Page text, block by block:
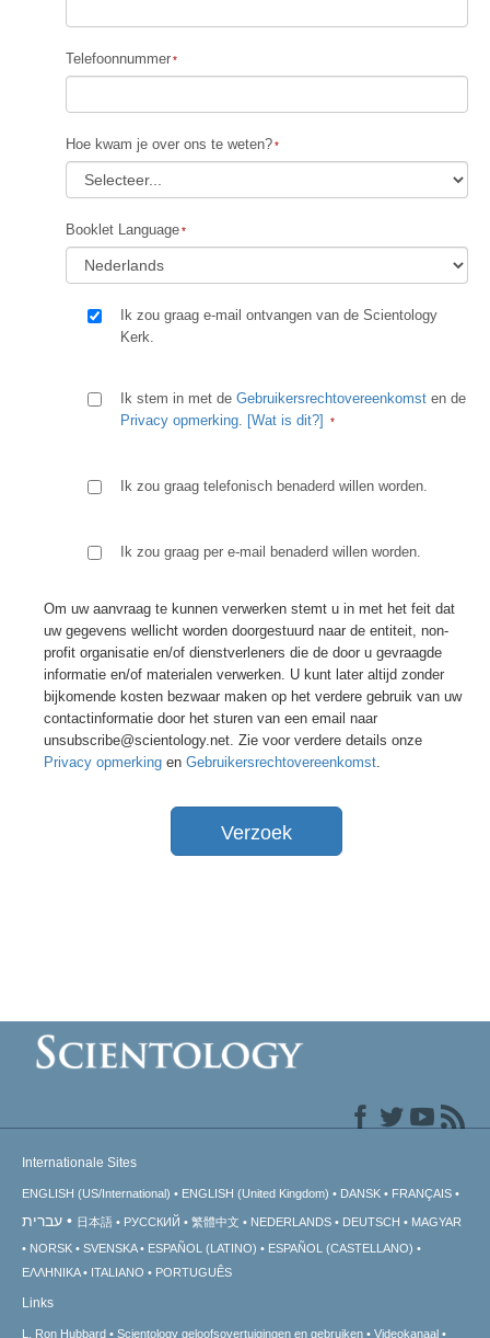
Telefoonnummer
Hoe kwam je over ons te weten?
Booklet Language
Ik zou graag e-mail ontvangen van de Scientology
Kerk.
Ik stem in met de Gebruikersrechtovereenkomst en de
Privacy opmerking. [Wat is dit?]
Ik zou graag telefonisch benaderd willen worden.
Ik zou graag per e-mail benaderd willen worden.
Om uw aanvraag te kunnen verwerken stemt u in met het feit dat
uw gegevens wellicht worden doorgestuurd naar de entiteit, non-
profit organisatie en/of dienstverleners die de door u gevraagde
informatie en/of materialen verwerken. U kunt later altijd zonder
bijkomende kosten bezwaar maken op het verdere gebruik van uw
contactinformatie door het sturen van een email naar
unsubscribe@scientology.net. Zie voor verdere details onze
Privacy opmerking en Gebruikersrechtovereenkomst.
Verzoek
Internationale Sites
ENGLISH (US/International) ENGLISH (United Kingdom) DANSK FRANÇAIS
עברית 日本語 РУССКИЙ 繁體中文 NEDERLANDS DEUTSCH
MAGYAR
NORSK
SVENSKA ESPAÑOL (LATINO)
ESPAÑOL (CASTELLANO)
ΕΛΛΗΝΙΚA
ITALIANO PORTUGUÊS
Links
L. Ron Hubbard Scientology geloofsovertuigingen en gebruiken Videokanaal